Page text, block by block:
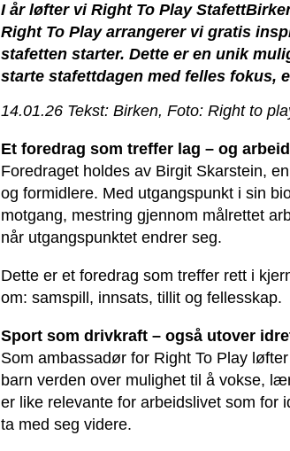
I år løfter vi Right To Play
Right To Play arrangerer vi gratis
stafetten starter. Dette er en unik
starte stafettdagen med felles fokus,
14.01.26 Tekst: Birken, Foto: Right to
Et foredrag som treffer lag – og
Foredraget holdes av Birgit Skarstein,
og formidlere. Med utgangspunkt i sin
motgang, mestring gjennom målrettet
når utgangspunktet endrer seg.
Dette er et foredrag som treffer rett i
om: samspill, innsats, tillit og fellesskap.
Sport som drivkraft – også utover
Som ambassadør for Right To Play
barn verden over mulighet til å vokse,
er like relevante for arbeidslivet som for
ta med seg videre.